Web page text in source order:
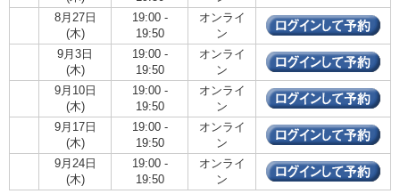
8月27日
(木)
19:00 -
19:50
オンライ
ン
9月3日
(木)
19:00 -
19:50
オンライ
ン
9月10日
(木)
19:00 -
19:50
オンライ
ン
9月17日
(木)
19:00 -
19:50
オンライ
ン
9月24日
(木)
19:00 -
19:50
オンライ
ン